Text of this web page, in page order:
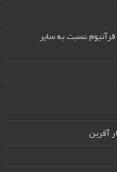
نسبت به سایر
آفرین